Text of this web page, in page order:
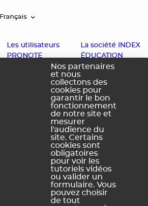
Français
Les utilisateurs
PRONOTE
Enseignants
La société INDEX
ÉDUCATION
Histoire
Offres d'emploi
Contact
Accessibilité :
Partiellement
conforme
Schéma
pluriannuel
d'accessibilité
numérique
Nos partenaires
et nous
collectons des
cookies pour
garantir le bon
fonctionnement
de notre site et
mesurer
l'audience du
site. Certains
cookies sont
obligatoires
pour voir les
tutoriels vidéos
ou valider un
formulaire. Vous
pouvez choisir
de tout